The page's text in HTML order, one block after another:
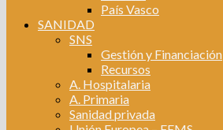
País Vasco
SANIDAD
SNS
Gestión y Financiación
Recursos
A. Hospitalaria
A. Primaria
Sanidad privada